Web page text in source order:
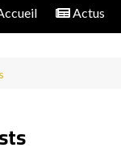
Actus